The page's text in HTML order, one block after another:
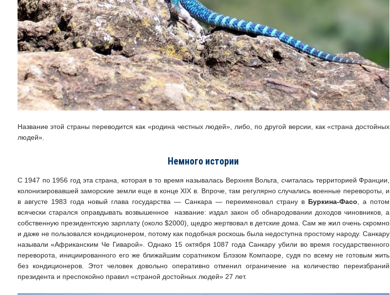
Название этой страны переводится как «родина честных людей», либо, по другой версии, как «страна достойных
людей».
Немного истории
С 1947 по 1956 год эта страна, которая в то время называлась Верхняя Вольта, считалась территорией Франции,
колонизировавшей заморские земли еще в конце XIX в. Впроче, там регулярно случались военные перевороты, и
в августе 1983 года новый глава государства — Санкара — переименовал страну в Буркина-Фасо , а потом
всячески старался оправдывать возвышенное название: издал закон об обнародовании доходов чиновников, а
собственную президентскую зарплату (около $2000), щедро жертвовал в детские дома. Сам же жил очень скромно
и даже не пользовался кондиционером, потому как подобная роскошь была недоступна простому народу. Санкару
называли «Африканским Че Гиварой». Однако 15 октября 1087 года Санкару убили во время государственного
переворота, инициированного его же ближайшим соратником Блэзом Компаоре, судя по всему не готовым жить
без кондиционеров. Этот человек довольно оперативно отменил ограничение на количество переизбраний
президента и преспокойно правил «страной достойных людей» 27 лет.